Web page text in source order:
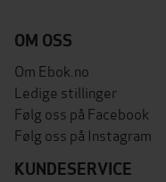
OM OSS
Om Ebok.no
Ledige stillinger
Følg oss på Facebook
Følg oss på Instagram
KUNDESERVICE